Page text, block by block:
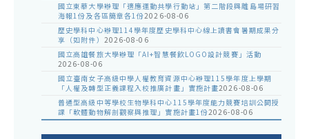
國立東華大學辦理「適應運動共學行動站」第二階段與離島場研習
海報1份及各區簡章各1份2026-08-06
歷史學科中心辦理114學年度歷史學科中心線上讀書會暑期成果分
享（如附件） 2026-08-06
國立高雄餐旅大學辦理「AI+智慧餐飲LOGO設計競賽」活動
2026-08-06
國立臺南女子高級中學人權教育資源中心辦理115學年度上學期
「人權及轉型正義課程入校推廣計畫」實施計畫2026-08-06
普通型高級中等學校生物學科中心115學年度能力競賽培訓公開授
課「軟體動物解剖觀察與推理」實施計畫1份2026-08-06